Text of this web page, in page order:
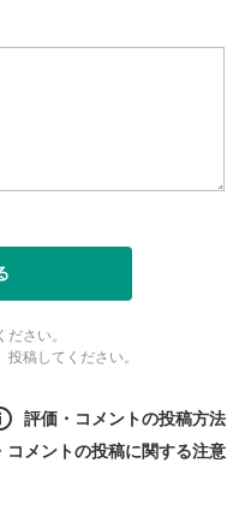
さい。
稿してください。
評価・コメントの投稿方法
コメントの投稿に関する注意